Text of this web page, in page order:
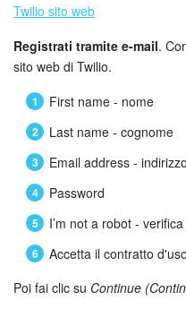
Contact Center
Sales Center
Analisi CRM
Bitrix24 Market
Online store
Twilio sito web
Registrati tramite e-mail.
sito web di Twilio.
First name - nome
Last name - cognome
Email address -
Password
I’m not a robot -
Accetta il contratto d'uso
Poi fai clic su Continue